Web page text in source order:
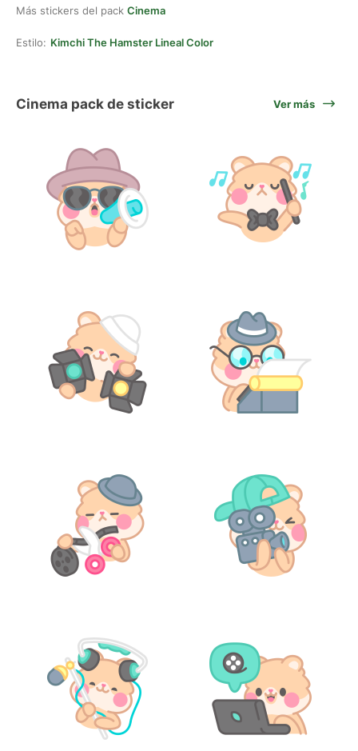
Más stickers del pack Cinema
Estilo: Kimchi The Hamster Lineal Color
Cinema pack de sticker Ver más